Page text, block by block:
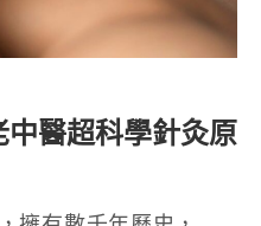
醫超科學針灸原